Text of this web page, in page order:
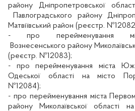
району Дніпропетровської
Павлоградського району
Матвіївський район (реєстр.
- про перейменування
Вознесенського району
(реєстр. №12083);
- про перейменування міста
Одеської області на місто
№12084);
- про перейменування міста
району Миколаївської області